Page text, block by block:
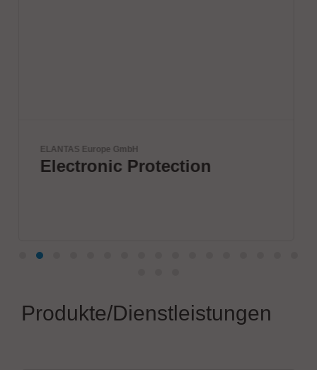
DISCOVER 1
Produkte/Dienstleistungen